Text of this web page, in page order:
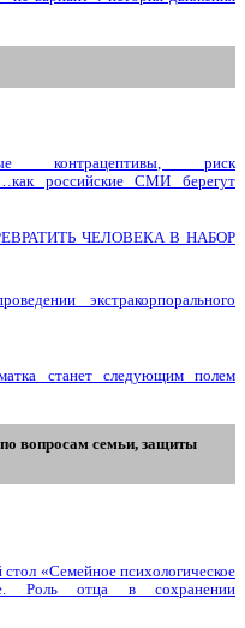
контрацептивы, риск
российские СМИ берегут
ЧЕЛОВЕКА В НАБОР
экстракорпорального
станет следующим полем
вопросам семьи, защиты
«Семейное психологическое
Роль отца в сохранении